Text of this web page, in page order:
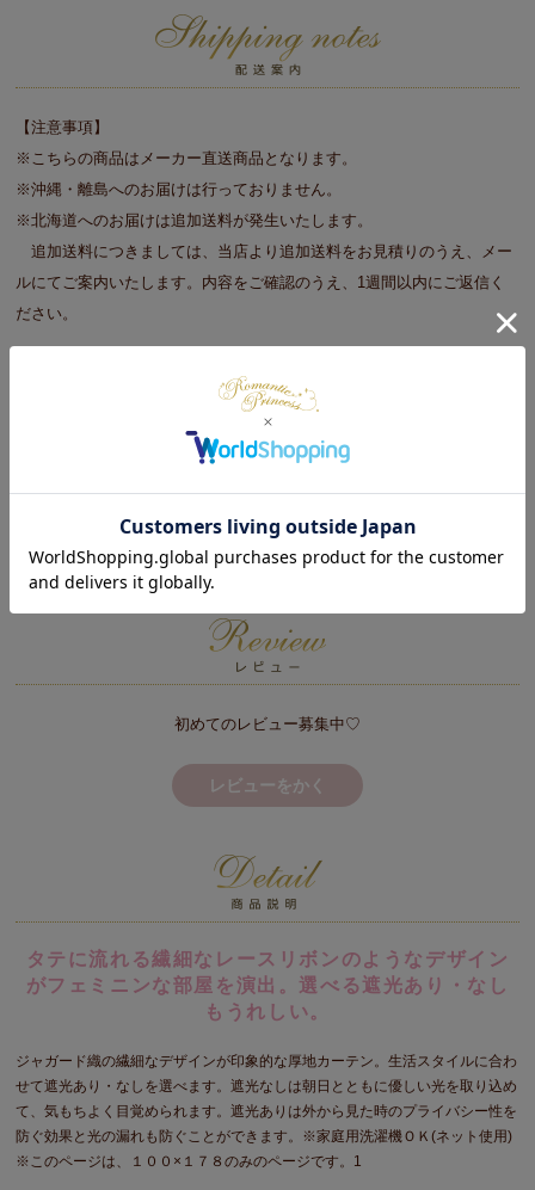
【注意事項】
※こちらの商品はメーカー直送商品となります。
※沖縄・離島へのお届けは行っておりません。
※北海道へのお届けは追加送料が発生いたします。
追加送料につきましては、当店より追加送料をお見積りのうえ、メー
ルにてご案内いたします。内容をご確認のうえ、1週間以内にご返信く
ださい。
※商品のサイズや重さ等を目安に玄関口（エレベータ）で搬入が可能か
※重機やクレーンを使っての搬入は承っておりません。
※日時指定不可
初めてのレビュー募集中♡
レビューをかく
タテに流れる繊細なレースリボンのようなデザイン
がフェミニンな部屋を演出。選べる遮光あり・なし
もうれしい。
ジャガード織の繊細なデザインが印象的な厚地カーテン。生活スタイルに合わ
せて遮光あり・なしを選べます。遮光なしは朝日とともに優しい光を取り込め
て、気もちよく目覚められます。遮光ありは外から見た時のプライバシー性を
防ぐ効果と光の漏れも防ぐことができます。※家庭用洗濯機ＯＫ(ネット使用)
※このページは、１００×１７８のみのページです。1